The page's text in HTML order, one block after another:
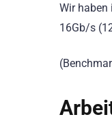
Wir haben
16Gb/s